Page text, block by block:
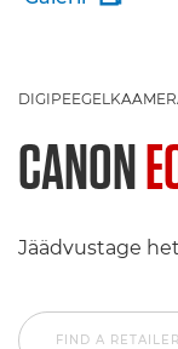
CANON
Jäädvustage
FIND A RETAILER